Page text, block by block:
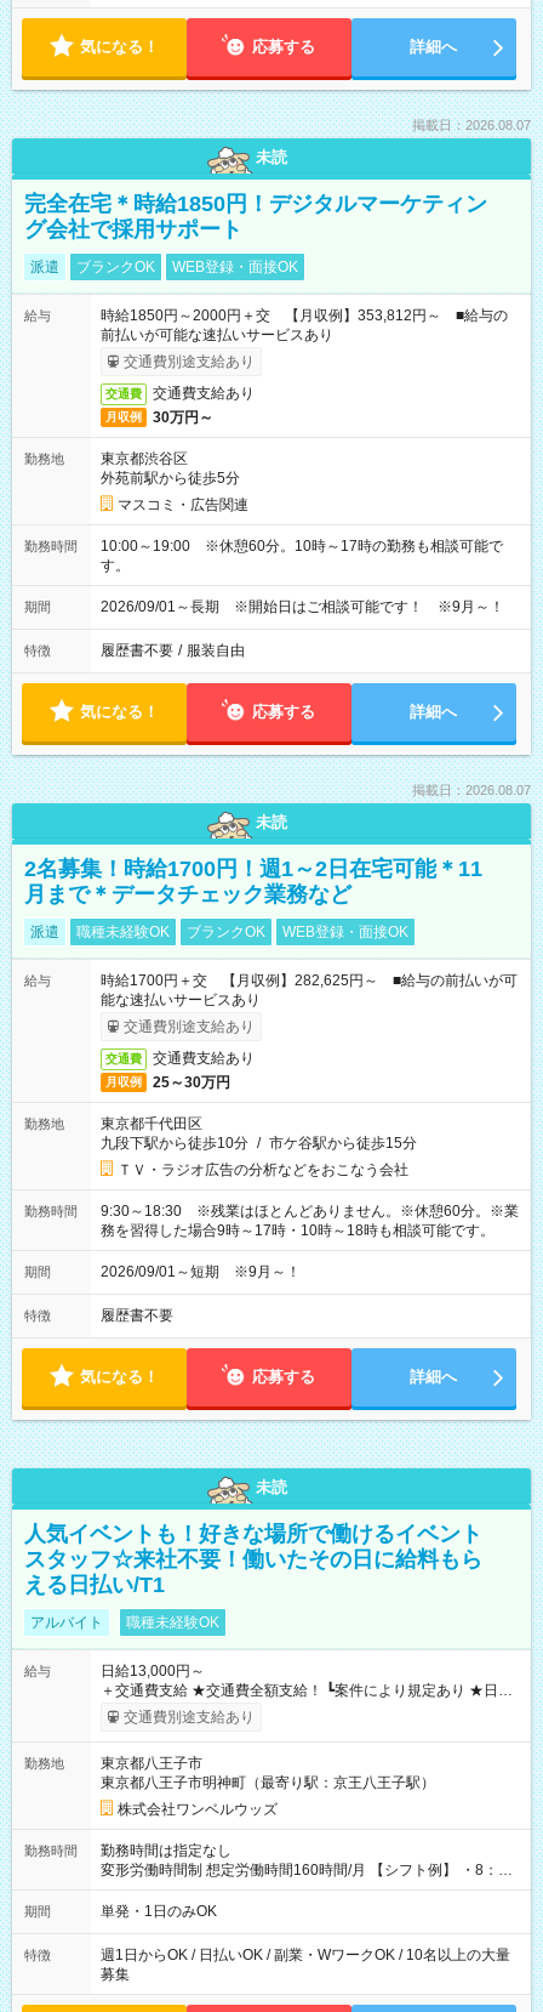
気になる！ 応募する 詳細へ
掲載日：2026.08.07
未読
完全在宅＊時給1850円！デジタルマーケティン
グ会社で採用サポート
派遣 ブランクOK WEB登録・面接OK
給与
時給1850円～2000円＋交 【月収例】353,812円～ ■給与の
前払いが可能な速払いサービスあり
交通費別途支給あり
交通費 交通費支給あり
月収例 30万円～
勤務地
東京都渋谷区
外苑前駅から徒歩5分
マスコミ・広告関連
勤務時間
10:00～19:00 ※休憩60分。10時～17時の勤務も相談可能で
す。
期間 2026/09/01～長期 ※開始日はご相談可能です！ ※9月～！
特徴 履歴書不要 / 服装自由
気になる！ 応募する 詳細へ
掲載日：2026.08.07
未読
2名募集！時給1700円！週1～2日在宅可能＊11
月まで＊データチェック業務など
派遣 職種未経験OK ブランクOK WEB登録・面接OK
給与
時給1700円＋交 【月収例】282,625円～ ■給与の前払いが可
能な速払いサービスあり
交通費別途支給あり
交通費 交通費支給あり
月収例 25～30万円
勤務地
東京都千代田区
九段下駅から徒歩10分 / 市ケ谷駅から徒歩15分
ＴＶ・ラジオ広告の分析などをおこなう会社
勤務時間
9:30～18:30 ※残業はほとんどありません。※休憩60分。※業
務を習得した場合9時～17時・10時～18時も相談可能です。
期間 2026/09/01～短期 ※9月～！
特徴 履歴書不要
気になる！ 応募する 詳細へ
未読
人気イベントも！好きな場所で働けるイベント
スタッフ☆来社不要！働いたその日に給料もら
える日払い/T1
アルバイト 職種未経験OK
給与
日給13,000円～
＋交通費支給 ★交通費全額支給！ ┗案件により規定あり ★日払
いOK！（規定あり） ┗働いたその日に現金GET♪ お仕事後はコ
ンビニATMから 日払い分を引き落とせます！ 【試用期間】試
交通費別途支給あり
勤務地
東京都八王子市
東京都八王子市明神町（最寄り駅：京王八王子駅）
株式会社ワンベルウッズ
勤務時間
勤務時間は指定なし
変形労働時間制 想定労働時間160時間/月 【シフト例】 ・8：00
～21：00
期間 単発・1日のみOK
特徴
週1日からOK / 日払いOK / 副業・WワークOK / 10名以上の大量
募集